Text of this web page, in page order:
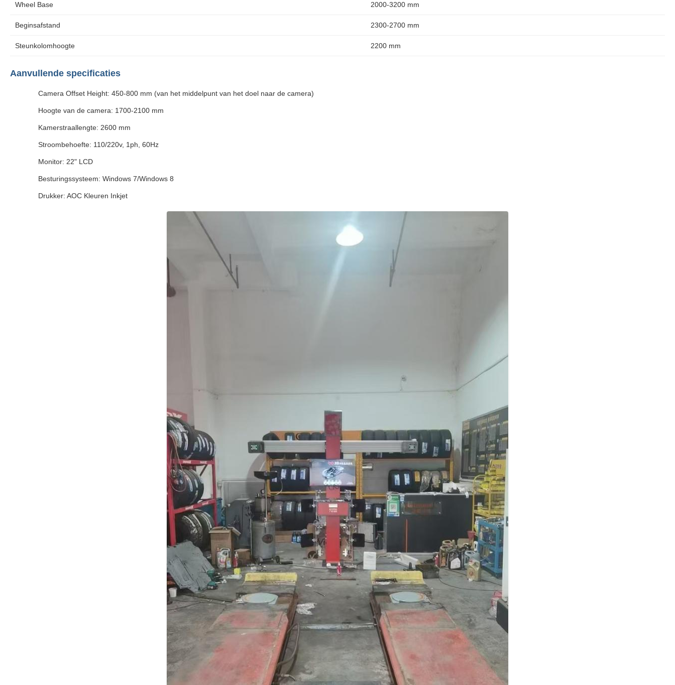
Wheel Base 2000-3200 mm
Beginsafstand 2300-2700 mm
Steunkolomhoogte 2200 mm
Aanvullende specificaties
Camera Offset Height: 450-800 mm (van het middelpunt van het doel naar de camera)
Hoogte van de camera: 1700-2100 mm
Kamerstraallengte: 2600 mm
Stroombehoefte: 110/220v, 1ph, 60Hz
Monitor: 22" LCD
Besturingssysteem: Windows 7/Windows 8
Drukker: AOC Kleuren Inkjet